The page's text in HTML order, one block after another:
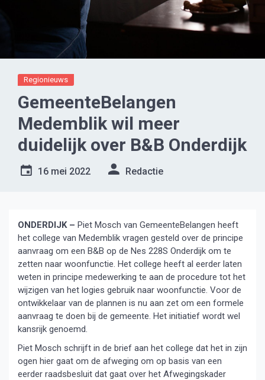
Regionieuws
GemeenteBelangen
Medemblik wil meer
duidelijk over B&B Onderdijk
16 mei 2022 Redactie
ONDERDIJK – Piet Mosch van GemeenteBelangen heeft
het college van Medemblik vragen gesteld over de principe
aanvraag om een B&B op de Nes 228S Onderdijk om te
zetten naar woonfunctie. Het college heeft al eerder laten
weten in principe medewerking te aan de procedure tot het
wijzigen van het logies gebruik naar woonfunctie. Voor de
ontwikkelaar van de plannen is nu aan zet om een formele
aanvraag te doen bij de gemeente. Het initiatief wordt wel
kansrijk genoemd.
Piet Mosch schrijft in de brief aan het college dat het in zijn
ogen hier gaat om de afweging om op basis van een
eerder raadsbesluit dat gaat over het Afwegingskader